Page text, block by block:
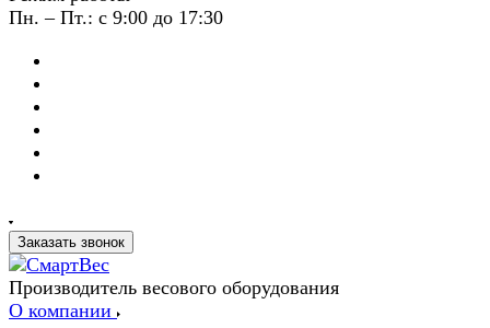
Пн. – Пт.: с 9:00 до 17:30
Заказать звонок
Производитель весового оборудования
О компании